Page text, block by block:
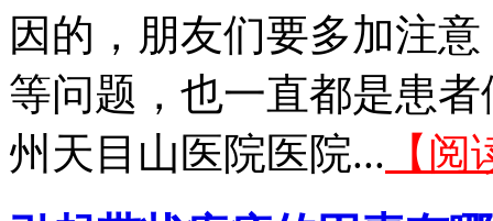
因的，朋友们要多加注
等问题，也一直都是患
州天目山医院医院... 【